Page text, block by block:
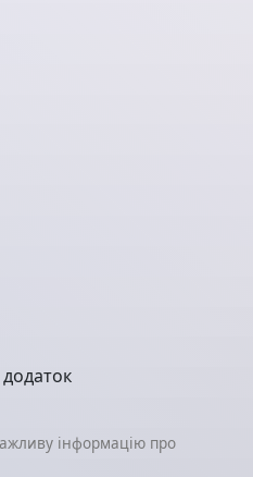
інформацію про